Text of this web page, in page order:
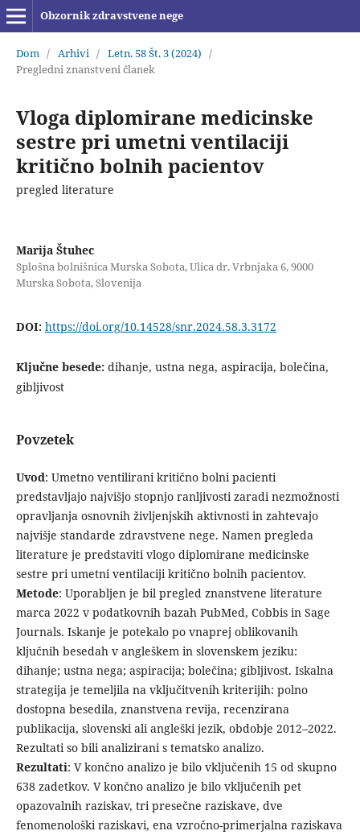
Obzornik zdravstvene nege
Dom / Arhivi / Letn. 58 Št. 3 (2024) /
Pregledni znanstveni članek
Vloga diplomirane medicinske
sestre pri umetni ventilaciji
kritično bolnih pacientov
pregled literature
Marija Štuhec
Splošna bolnišnica Murska Sobota, Ulica dr. Vrbnjaka 6, 9000
Murska Sobota, Slovenija
DOI: https://doi.org/10.14528/snr.2024.58.3.3172
Ključne besede: dihanje, ustna nega, aspiracija, bolečina,
gibljivost
Povzetek
Uvod: Umetno ventilirani kritično bolni pacienti
predstavljajo najvišjo stopnjo ranljivosti zaradi nezmožnosti
opravljanja osnovnih življenjskih aktivnosti in zahtevajo
najvišje standarde zdravstvene nege. Namen pregleda
literature je predstaviti vlogo diplomirane medicinske
sestre pri umetni ventilaciji kritično bolnih pacientov.
Metode: Uporabljen je bil pregled znanstvene literature
marca 2022 v podatkovnih bazah PubMed, Cobbis in Sage
Journals. Iskanje je potekalo po vnaprej oblikovanih
ključnih besedah v angleškem in slovenskem jeziku:
dihanje; ustna nega; aspiracija; bolečina; gibljivost. Iskalna
strategija je temeljila na vključitvenih kriterijih: polno
dostopna besedila, znanstvena revija, recenzirana
publikacija, slovenski ali angleški jezik, obdobje 2012–2022.
Rezultati so bili analizirani s tematsko analizo.
Rezultati: V končno analizo je bilo vključenih 15 od skupno
638 zadetkov. V končno analizo je bilo vključenih pet
opazovalnih raziskav, tri presečne raziskave, dve
fenomenološki raziskavi, ena vzročno-primerjalna raziskava